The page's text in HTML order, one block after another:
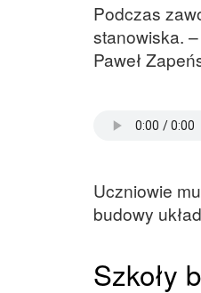
Podczas
stanowiska.
Paweł
Uczniowie
budowy
Szkoły